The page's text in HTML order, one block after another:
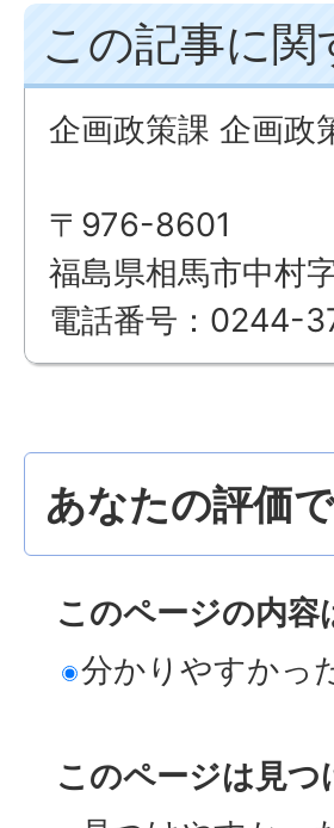
この記事に
企画政策課 企画政
〒976-8601
福島県相馬市中村
電話番号：0244-
あなたの評価
このページの内
分かりやすかっ
このページは見